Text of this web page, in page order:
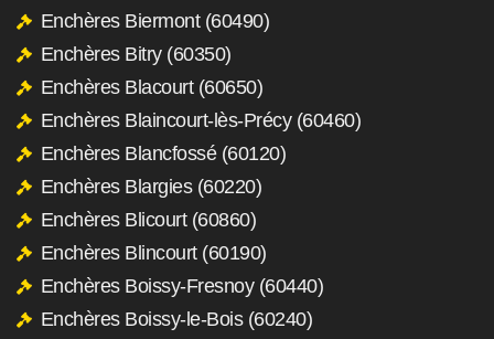
Enchères Biermont (60490)
Enchères Bitry (60350)
Enchères Blacourt (60650)
Enchères Blaincourt-lès-Précy (60460)
Enchères Blancfossé (60120)
Enchères Blargies (60220)
Enchères Blicourt (60860)
Enchères Blincourt (60190)
Enchères Boissy-Fresnoy (60440)
Enchères Boissy-le-Bois (60240)